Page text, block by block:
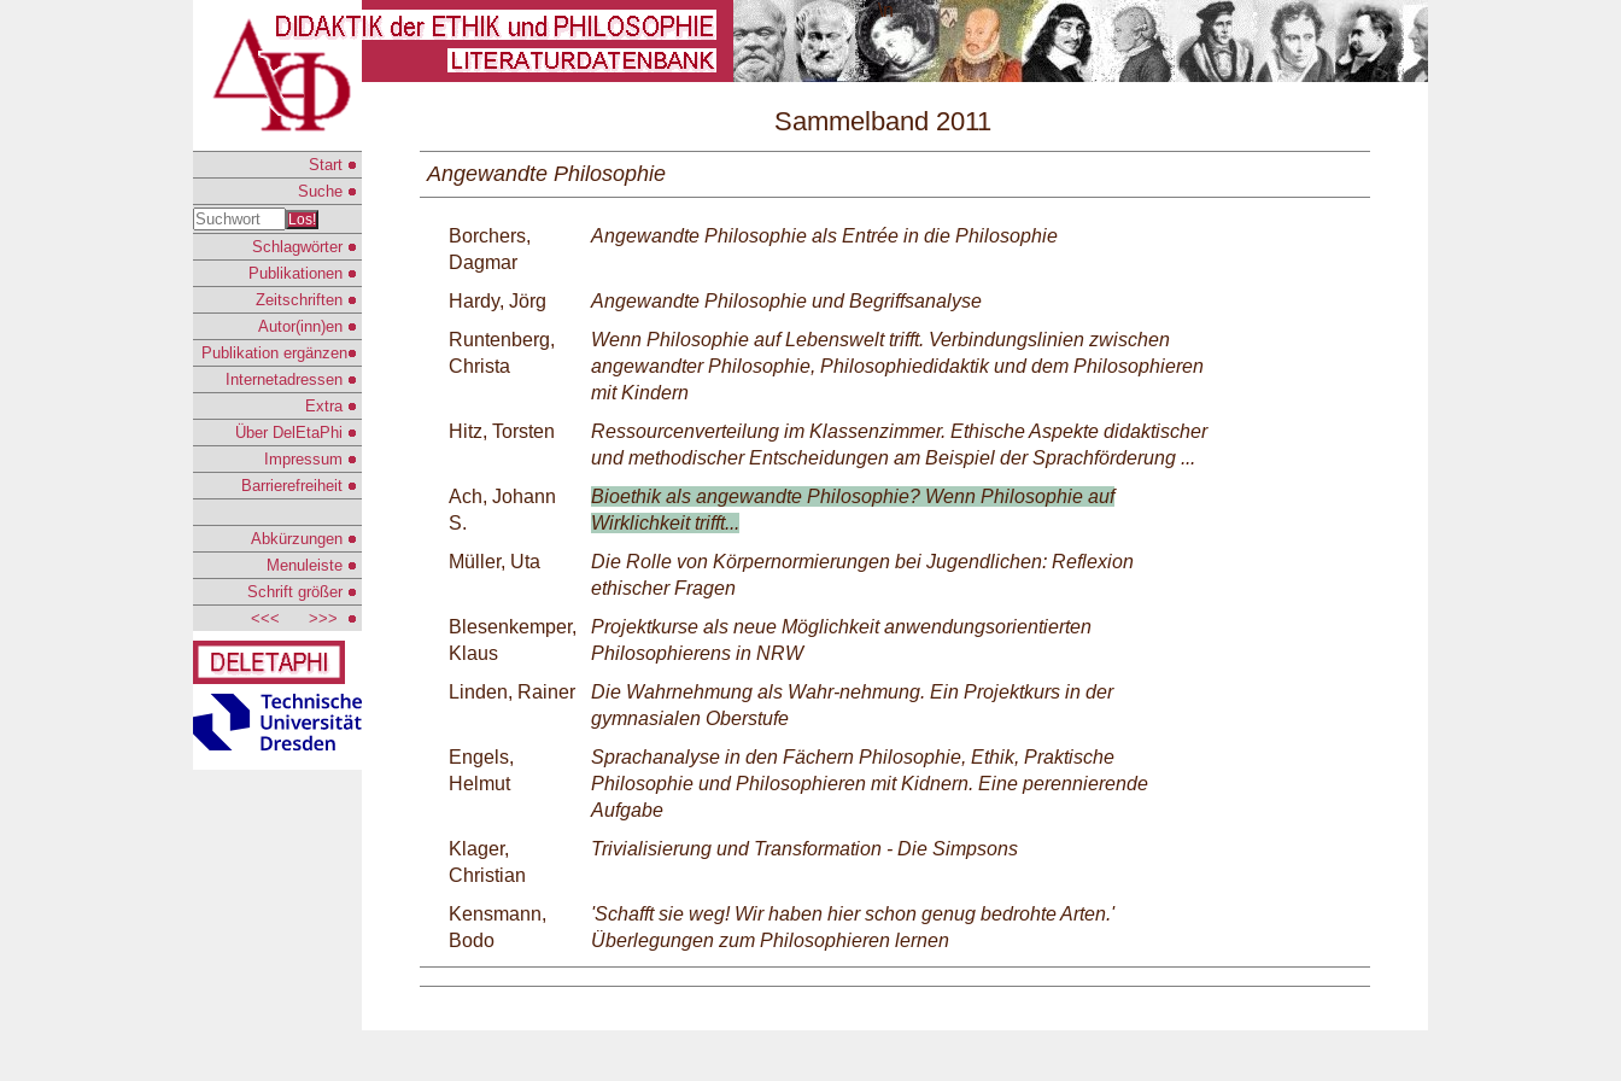
\n
Start
Suche
Los!
Schlagwörter
Publikationen
Zeitschriften
Autor(inn)en
Publikation ergänzen
Internetadressen
Extra
Über DelEtaPhi
Impressum
Barrierefreiheit
Abkürzungen
Menuleiste
Schrift größer
<<<
>>>
Sammelband 2011
Angewandte Philosophie
Borchers,
Dagmar
Angewandte Philosophie als Entrée in die Philosophie
Hardy, Jörg
Angewandte Philosophie und Begriffsanalyse
Runtenberg,
Christa
Wenn Philosophie auf Lebenswelt trifft. Verbindungslinien zwischen
angewandter Philosophie, Philosophiedidaktik und dem Philosophieren
mit Kindern
Hitz, Torsten
Ressourcenverteilung im Klassenzimmer. Ethische Aspekte didaktischer
und methodischer Entscheidungen am Beispiel der Sprachförderung ...
Ach, Johann
S.
Bioethik als angewandte Philosophie? Wenn Philosophie auf
Wirklichkeit trifft...
Müller, Uta
Die Rolle von Körpernormierungen bei Jugendlichen: Reflexion
ethischer Fragen
Blesenkemper,
Klaus
Projektkurse als neue Möglichkeit anwendungsorientierten
Philosophierens in NRW
Linden, Rainer
Die Wahrnehmung als Wahr-nehmung. Ein Projektkurs in der
gymnasialen Oberstufe
Engels,
Helmut
Sprachanalyse in den Fächern Philosophie, Ethik, Praktische
Philosophie und Philosophieren mit Kidnern. Eine perennierende
Aufgabe
Klager,
Christian
Trivialisierung und Transformation - Die Simpsons
Kensmann,
Bodo
'Schafft sie weg! Wir haben hier schon genug bedrohte Arten.'
Überlegungen zum Philosophieren lernen